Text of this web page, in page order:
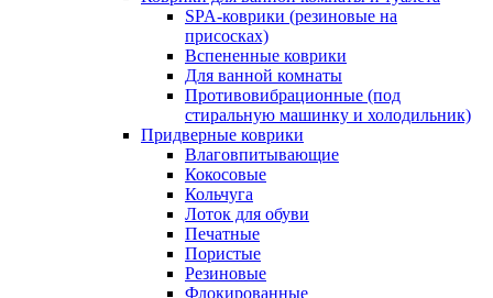
SPA-коврики (резиновые на
присосках)
Вспененные коврики
Для ванной комнаты
Противовибрационные (под
стиральную машинку и холодильник)
Придверные коврики
Влаговпитывающие
Кокосовые
Кольчуга
Лоток для обуви
Печатные
Пористые
Резиновые
Флокированные